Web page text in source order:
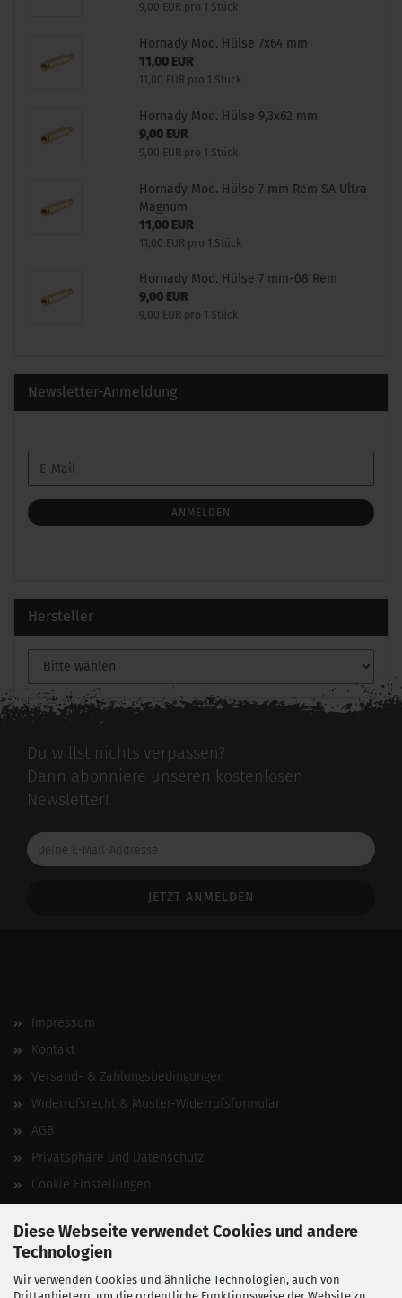
Diese Webseite verwendet Cookies und andere
Technologien
Wir verwenden Cookies und ähnliche Technologien, auch von
9,00 EUR pro 1 Stück
Hornady Mod. Hülse 7x64 mm
11,00 EUR
11,00 EUR pro 1 Stück
Hornady Mod. Hülse 9,3x62 mm
9,00 EUR
9,00 EUR pro 1 Stück
Hornady Mod. Hülse 7 mm Rem SA Ultra
Magnum
11,00 EUR
11,00 EUR pro 1 Stück
Hornady Mod. Hülse 7 mm-08 Rem
9,00 EUR
9,00 EUR pro 1 Stück
Newsletter-Anmeldung
ZUR
ANMELDUNG
E-
Mail
ANMELDEN
Hersteller
Du willst nichts verpassen?
Dann abonniere unseren kostenlosen
Newsletter!
Deine
E-
Impressum
Kontakt
Versand- & Zahlungsbedingungen
Widerrufsrecht & Muster-Widerrufsformular
AGB
Privatsphäre und Datenschutz
Cookie Einstellungen
Vertrag widerrufen